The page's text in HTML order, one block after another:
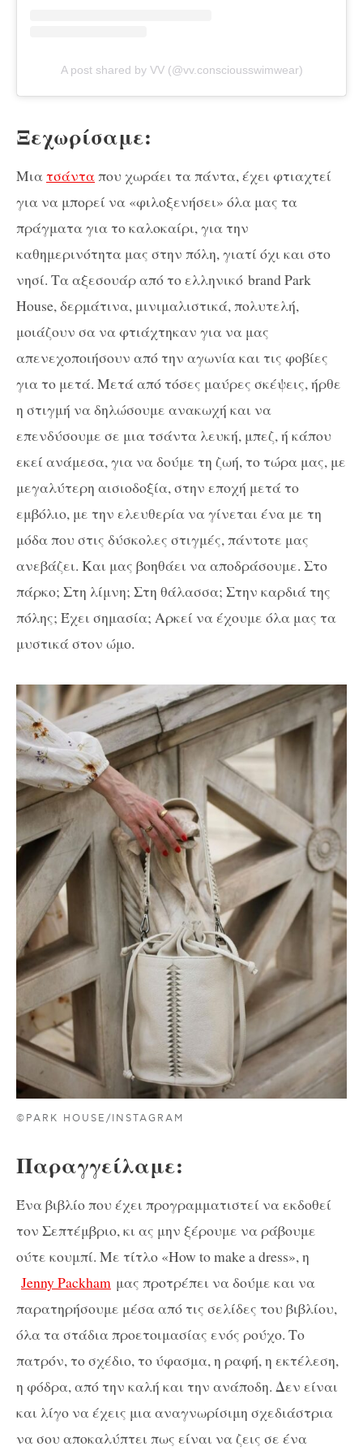
A post shared by VV (@vv.consciousswimwear)
Ξεχωρίσαμε:
Mιατσάνταπου χωράει τα πάντα, έχει φτιαχτεί
για να μπορεί να «φιλοξενήσει» όλα μας τα
πράγματα για το καλοκαίρι, για την
καθημερινότητα μας στην πόλη, γιατί όχι και στο
νησί. Τα αξεσουάρ από το ελληνικό brand Park
House, δερμάτινα, μινιμαλιστικά, πολυτελή,
μοιάζουν σα να φτιάχτηκαν για να μας
απενεχοποιήσουν από την αγωνία και τις φοβίες
για το μετά. Μετά από τόσες μαύρες σκέψεις, ήρθε
η στιγμή να δηλώσουμε ανακωχή και να
επενδύσουμε σε μια τσάντα λευκή, μπεζ, ή κάπου
εκεί ανάμεσα, για να δούμε τη ζωή, το τώρα μας, με
μεγαλύτερη αισιοδοξία, στην εποχή μετά το
εμβόλιο, με την ελευθερία να γίνεται ένα με τη
μόδα που στις δύσκολες στιγμές, πάντοτε μας
ανεβάζει. Και μας βοηθάει να αποδράσουμε. Στο
πάρκο; Στη λίμνη; Στη θάλασσα; Στην καρδιά της
πόλης; Έχει σημασία; Αρκεί να έχουμε όλα μας τα
μυστικά στον ώμο.
©PARK HOUSE/INSTAGRAM
Παραγγείλαμε:
Ένα βιβλίο που έχει προγραμματιστεί να εκδοθεί
τον Σεπτέμβριο, κι ας μην ξέρουμε να ράβουμε
ούτε κουμπί. Με τίτλο «How to make a dress», η
Jenny Packham μας προτρέπει να δούμε και να
παρατηρήσουμε μέσα από τις σελίδες του βιβλίου,
όλα τα στάδια προετοιμασίας ενός ρούχο. Το
πατρόν, το σχέδιο, το ύφασμα, η ραφή, η εκτέλεση,
η φόδρα, από την καλή και την ανάποδη. Δεν είναι
και λίγο να έχεις μια αναγνωρίσιμη σχεδιάστρια
να σου αποκαλύπτει πως είναι να ζεις σε ένα